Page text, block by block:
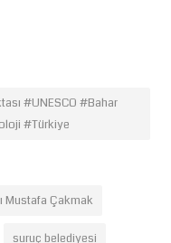
#UNESCO #Bahar
#Türkiye
Mustafa Çakmak
suruç belediyesi